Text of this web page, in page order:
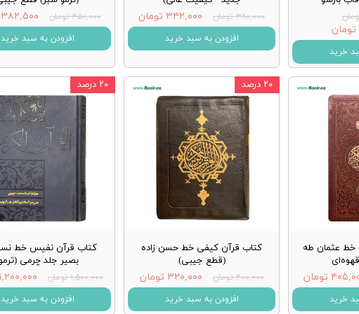
خرید
۳۸۰,۰۰۰ تومان ۳۴۲,۰۰۰ تومان
افزودن به سبد خرید
۴۵۰,۰۰۰ تومان ۳۸۲,۵۰۰ تومان
افزودن به سبد خرید
خط عثمان طه
تومان
خرید
کتاب قرآن کیفی خط حسن زاده
(قطع جیبی)
۴۰۰,۰۰۰ تومان ۳۲۰,۰۰۰ تومان
افزودن به سبد خرید
۲۰ درصد
کتاب قرآن نفیس خط
بصیر جلد چرمی
۱,۵۰۰,۰۰۰ تومان ۱,۲۰۰,۰۰۰ تومان
افزودن به سبد خرید
۲۰ درصد